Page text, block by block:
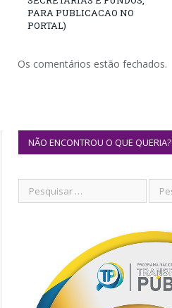
PARA PUBLICACAO NO
PORTAL)
Os comentários estão fechados.
NÃO ENCONTROU O QUE QUERIA?